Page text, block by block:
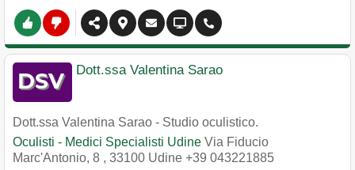
Dott.ssa Valentina Sarao
Dott.ssa Valentina Sarao - Studio oculistico.
Oculisti - Medici Specialisti Udine Via Fiducio
Marc'Antonio, 8 , 33100 Udine +39 043221885